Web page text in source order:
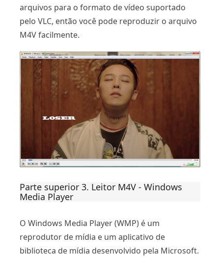
arquivos para o formato de vídeo suportado
pelo VLC, então você pode reproduzir o arquivo
M4V facilmente.
Parte superior 3. Leitor M4V - Windows
Media Player
O Windows Media Player (WMP) é um
reprodutor de mídia e um aplicativo de
biblioteca de mídia desenvolvido pela Microsoft.